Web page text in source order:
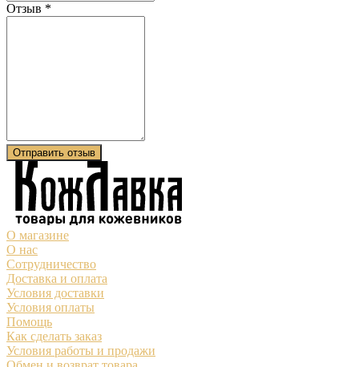
Отзыв *
Отправить отзыв
О магазине
О нас
Сотрудничество
Доставка и оплата
Условия доставки
Условия оплаты
Помощь
Как сделать заказ
Условия работы и продажи